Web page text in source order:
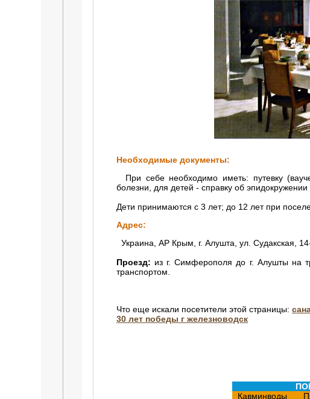
Необходимые документы:
При себе необходимо иметь: путевку
болезни, для детей - справку об эпидокружении
Дети принимаются с 3 лет; до 12 лет при
Адрес:
Украина, АР Крым, г. Алушта, ул. Судакская,
Проезд: из г. Симферополя до г. Алушты на
транспортом.
Что еще искали посетители этой страницы:
30 лет победы г железноводск
Кавминводы